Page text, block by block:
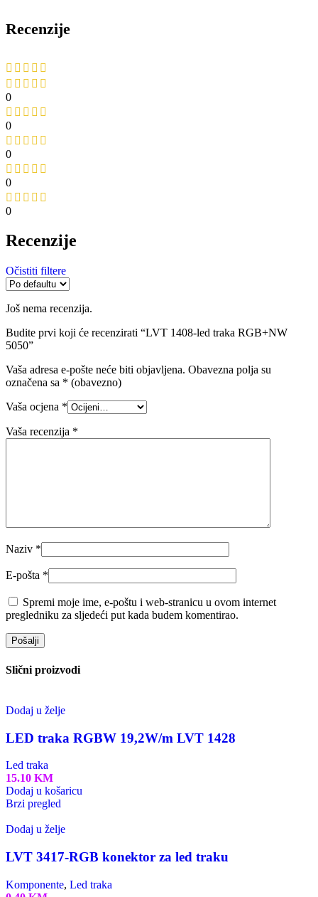
Recenzije
0
0
0
0
0
Recenzije
Očistiti filtere
Još nema recenzija.
Budite prvi koji će recenzirati “LVT 1408-led traka RGB+NW
5050”
Vaša adresa e-pošte neće biti objavljena. Obavezna polja su
označena sa * (obavezno)
Vaša ocjena *
Vaša recenzija *
Naziv *
E-pošta *
Spremi moje ime, e-poštu i web-stranicu u ovom internet
pregledniku za sljedeći put kada budem komentirao.
Slični proizvodi
Dodaj u želje
LED traka RGBW 19,2W/m LVT 1428
Led traka
15.10 KM
Dodaj u košaricu
Brzi pregled
Dodaj u želje
LVT 3417-RGB konektor za led traku
Komponente, Led traka